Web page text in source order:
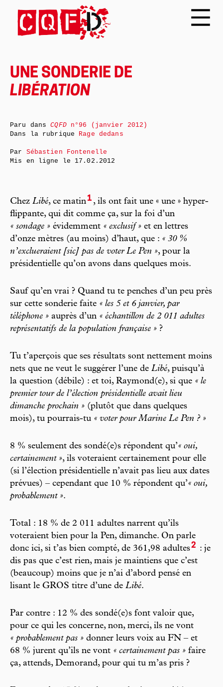
UNE SONDERIE DE
LIBÉRATION
Chez Libé, ce matin1 , ils ont fait une « une » hyper-
flippante, qui dit comme ça, sur la foi d’un
« sondage » évidemment « exclusif » et en lettres
d’onze mètres (au moins) d’haut, que : « 30 %
n’exclueraient [sic] pas de voter Le Pen », pour la
présidentielle qu’on avons dans quelques mois.
Sauf qu’en vrai ? Quand tu te penches d’un peu près
sur cette sonderie faite « les 5 et 6 janvier, par
téléphone » auprès d’un « échantillon de 2 011 adultes
représentatifs de la population française » ?
Tu t’aperçois que ses résultats sont nettement moins
nets que ne veut le suggérer l’une de Libé, puisqu’à
la question (débile) : et toi, Raymond(e), si que « le
premier tour de l’élection présidentielle avait lieu
dimanche prochain » (plutôt que dans quelques
mois), tu pourrais-tu « voter pour Marine Le Pen ? »
8 % seulement des sondé(e)s répondent qu’« oui,
certainement », ils voteraient certainement pour elle
(si l’élection présidentielle n’avait pas lieu aux dates
prévues) – cependant que 10 % répondent qu’« oui,
probablement ».
Total : 18 % de 2 011 adultes narrent qu’ils
voteraient bien pour la Pen, dimanche. On parle
donc ici, si t’as bien compté, de 361,98 adultes2 : je
dis pas que c’est rien, mais je maintiens que c’est
(beaucoup) moins que je n’ai d’abord pensé en
lisant le GROS titre d’une de Libé.
Par contre : 12 % des sondé(e)s font valoir que,
pour ce qui les concerne, non, merci, ils ne vont
« probablement pas » donner leurs voix au FN – et
68 % jurent qu’ils ne vont « certainement pas » faire
ça, attends, Demorand, pour qui tu m’as pris ?
Paru dansCQFDn°96 (janvier 2012)
Dans la rubrique Rage dedans
Par Sébastien Fontenelle
Mis en ligne le 17.02.2012